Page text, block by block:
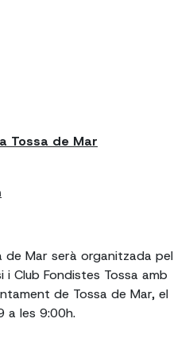
Tossa de Mar
de Mar serà organitzada pel
i Club Fondistes Tossa amb
de Tossa de Mar, el
a les 9:00h.